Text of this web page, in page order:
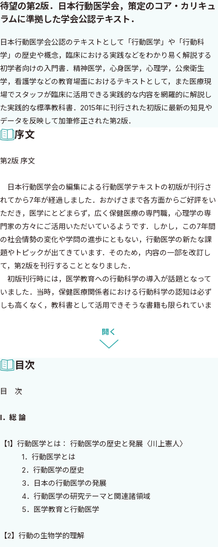
待望の第2版．日本行動医学会，策定のコア・カリキュ
ラムに準拠した学会公認テキスト．
日本行動医学会公認のテキストとして「行動医学」や「行動科
学」の歴史や概念，臨床における実践などをわかり易く解説する
初学者向けの入門書．精神医学，心身医学，心理学，公衆衛生
学，看護学などの教育場面におけるテキストとして，また医療現
場でスタッフが臨床に活用できる実践的な内容を網羅的に解説し
た実践的な標準教科書．2015年に刊行された初版に最新の知見や
データを反映して加筆修正された第2版．
序文
第2版 序文
日本行動医学会の編集による行動医学テキストの初版が刊行さ
れてから7年が経過しました．おかげさまで各方面からご好評をい
ただき，医学にとどまらず，広く保健医療の専門職，心理学の専
門家の方々にご活用いただいているようです．しかし，この7年間
の社会情勢の変化や学問の進歩にともない，行動医学の新たな課
題やトピックが出てきています．そのため，内容の一部を改訂し
て，第2版を刊行することとなりました．
初版刊行時には，医学教育への行動科学の導入が話題となって
いました．当時，保健医療関係者における行動科学の認知は必ず
しも高くなく，教科書として活用できそうな書籍も限られていま
行動科学のカリキュラムを提案し，本テキストの刊行に至りまし
第2版は初版をベースにして，各項目の記述を見直し，さらに
は，この間の学問の進歩に照らして，教科書に加えるべき新しい
療法，遺伝カウンセリング，デジタルヘルスなどが含まれていま
なトピックのご執筆をいただいた先生方には深く感謝申し上げま
初版の序文にもありました通り，本書は「行動医学」のすべてが
わかる初学者向けの入門書として執筆されています．医師，看護
師，保健師，栄養士，理学療法士をはじめとした保健医療にかか
わる専門家や，公認心理師，臨床心理士等の心理学の専門家の
方々などの教育テキストとして，あるいは臨床や公衆衛生等の実
践の場におけるマニュアルとしてご活用いただけたら幸いです．本
の進歩に役立つことを祈念しております．
開く
目次
目 次
I．総 論
【1】行動医学とは： 行動医学の歴史と発展〈川上憲人〉
1．行動医学とは
2．行動医学の歴史
3．日本の行動医学の発展
4．行動医学の研究テーマと関連諸領域
5．医学教育と行動医学
【2】行動の生物学的理解